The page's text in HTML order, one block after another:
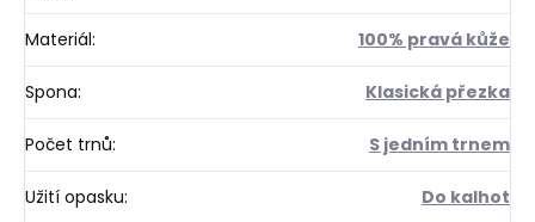
Materiál: 100% pravá kůže
Spona: Klasická přezka
Počet trnů: S jedním trnem
Užití opasku: Do kalhot